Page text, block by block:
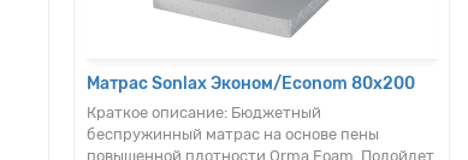
Матрас Sonlax Эконом/Econom 80x200
Краткое описание: Бюджетный
беспружинный матрас на основе пены
повышенной плотности Orma Foam. Подойдет